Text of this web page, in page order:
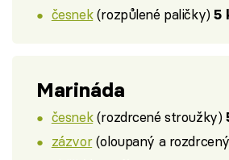
česnek(rozpůlené paličky)5
Marináda
česnek(rozdrcené stroužky)
zázvor(oloupaný a